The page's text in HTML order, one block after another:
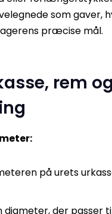
som gaver,
præcise mål.
rem og
på urets
der passer